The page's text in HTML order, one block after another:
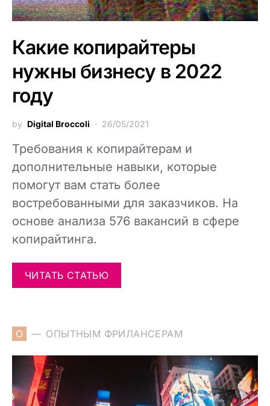
Какие копирайтеры
нужны бизнесу в 2022
году
by Digital Broccoli 26/05/2021
Требования к копирайтерам и
дополнительные навыки, которые
помогут вам стать более
востребованными для заказчиков. На
основе анализа 576 вакансий в сфере
копирайтинга.
ЧИТАТЬ СТАТЬЮ
О ОПЫТНЫМ ФРИЛАНСЕРАМ